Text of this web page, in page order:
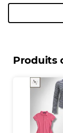
Produits